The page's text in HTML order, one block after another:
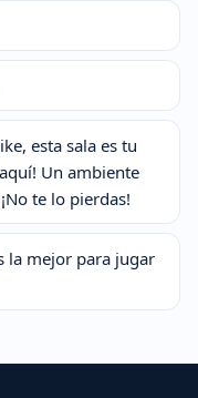
esta sala es tu
Un ambiente
te lo pierdas!
la mejor para jugar